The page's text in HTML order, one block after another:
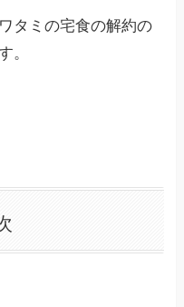
タミの宅食の解約の
。